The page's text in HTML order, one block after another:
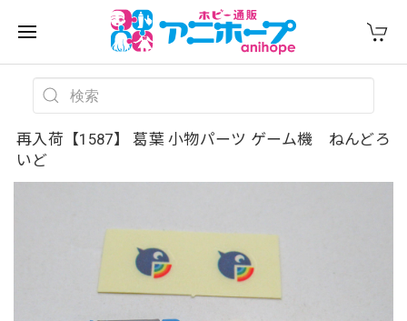
再入荷【1587】 葛葉 小物パーツ ゲーム機 ねんどろ
いど